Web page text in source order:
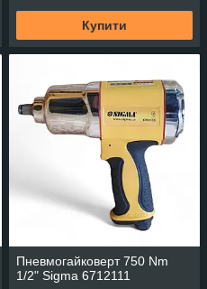
Купити
Пневмогайковерт 750 Nm
1/2" Sigma 6712111